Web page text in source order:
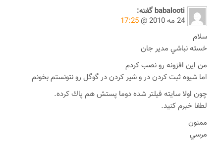
babalootiگفته:
24 مه 2010 @
17:25
سلام
خسته نباشي مدير جان
من اين افزونه رو نصب كردم
اما شيوه ثبت كردن در و شير كردن در گوگل رو نتونستم بخونم
چون اولا سايته فيلتر شده دوما پستش هم پاك كرده.
لطفا خبرم كنيد.
ممنون
مرسي